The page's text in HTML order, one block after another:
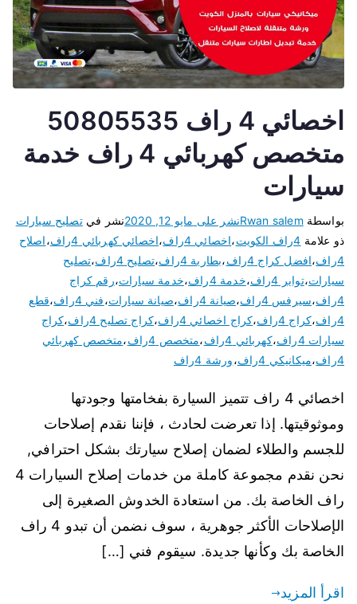
اخصائي 4 راف 50805535
متخصص كهربائي 4 راف خدمة
سيارات
بواسطة Rwan salemنشر على مايو 12, 2020 نشر فيتصليح سيارات
ذو علامة 4راف الكويت ،اخصائي 4راف ،اخصائي كهربائي 4راف ،اصلاح
4راف
،افضل كراج 4راف ،بطارية 4راف ،تصليح 4راف ،تصليح
سيارات،تواير 4راف ،خدمة 4راف ،خدمة سيارات،رقم كراج
4راف
،سيرفس 4راف ،صيانة 4راف ،صيانة سيارات،فني 4راف ،قطع
4راف
،كراج 4راف ،كراج اخصائي 4راف ،كراج تصليح 4راف ،كراج
سيارات 4راف
،كهربائي 4راف ،متخصص 4راف ،متخصص كهربائي
4راف
،ميكانيكي 4راف ،ورشة 4راف
اخصائي 4 راف تتميز السيارة بفخامتها وجودتها
وموثوقيتها. إذا تعرضت لحادث ، فإننا نقدم إصلاحات
للجسم والطلاء لضمان إصلاح سيارتك بشكل احترافي,
نحن نقدم مجموعة كاملة من خدمات إصلاح السيارات 4
راف الخاصة بك. من استعادة الخدوش الصغيرة إلى
الإصلاحات الأكثر جوهرية ، سوف نضمن أن تبدو 4 راف
الخاصة بك وكأنها جديدة. سيقوم فني […]
اقرأ المزيد